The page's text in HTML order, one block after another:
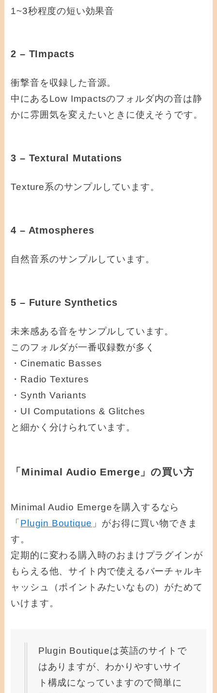
1~3秒程度の短い効果音
2 – TImpacts
衝撃音を収録した音源。
中にあるLow Impactsのフォルダ内の音は静
かに雰囲気を変えたいときに使えそうです。
3 – Textural Mutations
Texture系のサンプルしています。
4 – Atmospheres
自然音系のサンプルしています。
5 – Future Synthetics
未来感ある音をサンプルしています。
このフォルダが一番収録数が多く
・Cinematic Basses
・Radio Textures
・Synth Variants
・UI Computations & Glitches
と細かく分けられています。
「Minimal Audio Emerge」の買い方
Minimal Audio Emergeを購入するなら
「Plugin Boutique 」がお得に買い物できま
す。
定期的に変わる購入時のおまけプラグインが
もらえる他、サイト内で使えるバーチャルキ
ャッシュ（ポイントみたいなもの）がためて
いけます。
Plugin Boutiqueは英語のサイトで
はありますが、わかりやすいサイ
ト構成になっていますので簡単に